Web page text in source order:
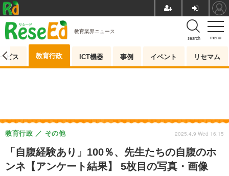
menu
search
教育業界ニュース
ビス 教育行政 ICT機器 事例 イベント リセマム
「自腹経験あり」100％、先生たちの自腹のホ
ンネ【アンケート結果】 5枚目の写真・画像
教育行政 その他 2025.4.9 Wed 16:15